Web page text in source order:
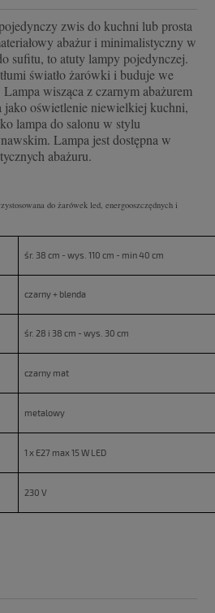
zwis do kuchni lub prosta
abażur i minimalistyczny w
sufitu, to atuty lampy pojedynczej.
światło żarówki i buduje we
wisząca z czarnym abażurem
jako oświetlenie niewielkiej kuchni,
lampa do salonu w stylu
Lampa jest dostępna w
abażuru.
do żarówek led, energooszczędnych i
śr. 38 cm - wys. 110 cm - min 40 cm
czarny + blenda
śr. 28 i 38 cm - wys. 30 cm
czarny mat
metalowy
1 x E27 max 15 W LED
230 V